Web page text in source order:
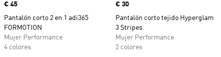
Precio
€ 45
Pantalón corto 2 en 1 adi365
FORMOTION
Mujer Performance
4 colores
Precio
€ 30
Pantalón corto tejido Hyperglam
3 Stripes
Mujer Performance
2 colores